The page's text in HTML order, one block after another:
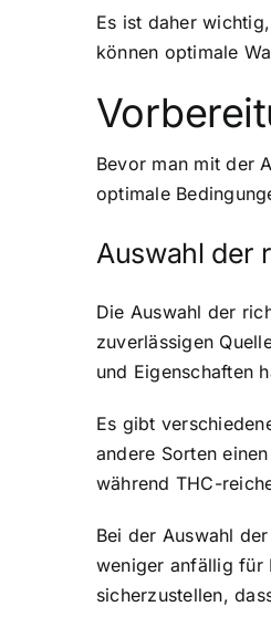
Es ist daher
können optimale
Bevor man mit der
optimale
Auswahl der
Die Auswahl der
zuverlässigen
und Eigenschaften
Es gibt
andere Sorten
während THC-
Bei der Auswahl
weniger anfällig für
sicherzustellen,